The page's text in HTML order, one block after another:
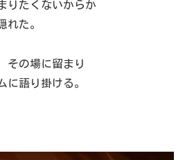
りたくないからか
れた。
その場に留まり
に語り掛ける。